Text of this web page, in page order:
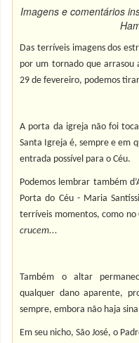
Imagens e comentários
Das terríveis imagens dos
por um tornado que arrasou
29 de fevereiro, podemos
A porta da igreja não foi
Santa Igreja é, sempre e em
entrada possível para o Céu.
Podemos lembrar também
Porta do Céu - Maria
terríveis momentos, como
crucem...
Também o altar
qualquer dano aparente,
sempre, embora não haja
Em seu nicho, São José, o